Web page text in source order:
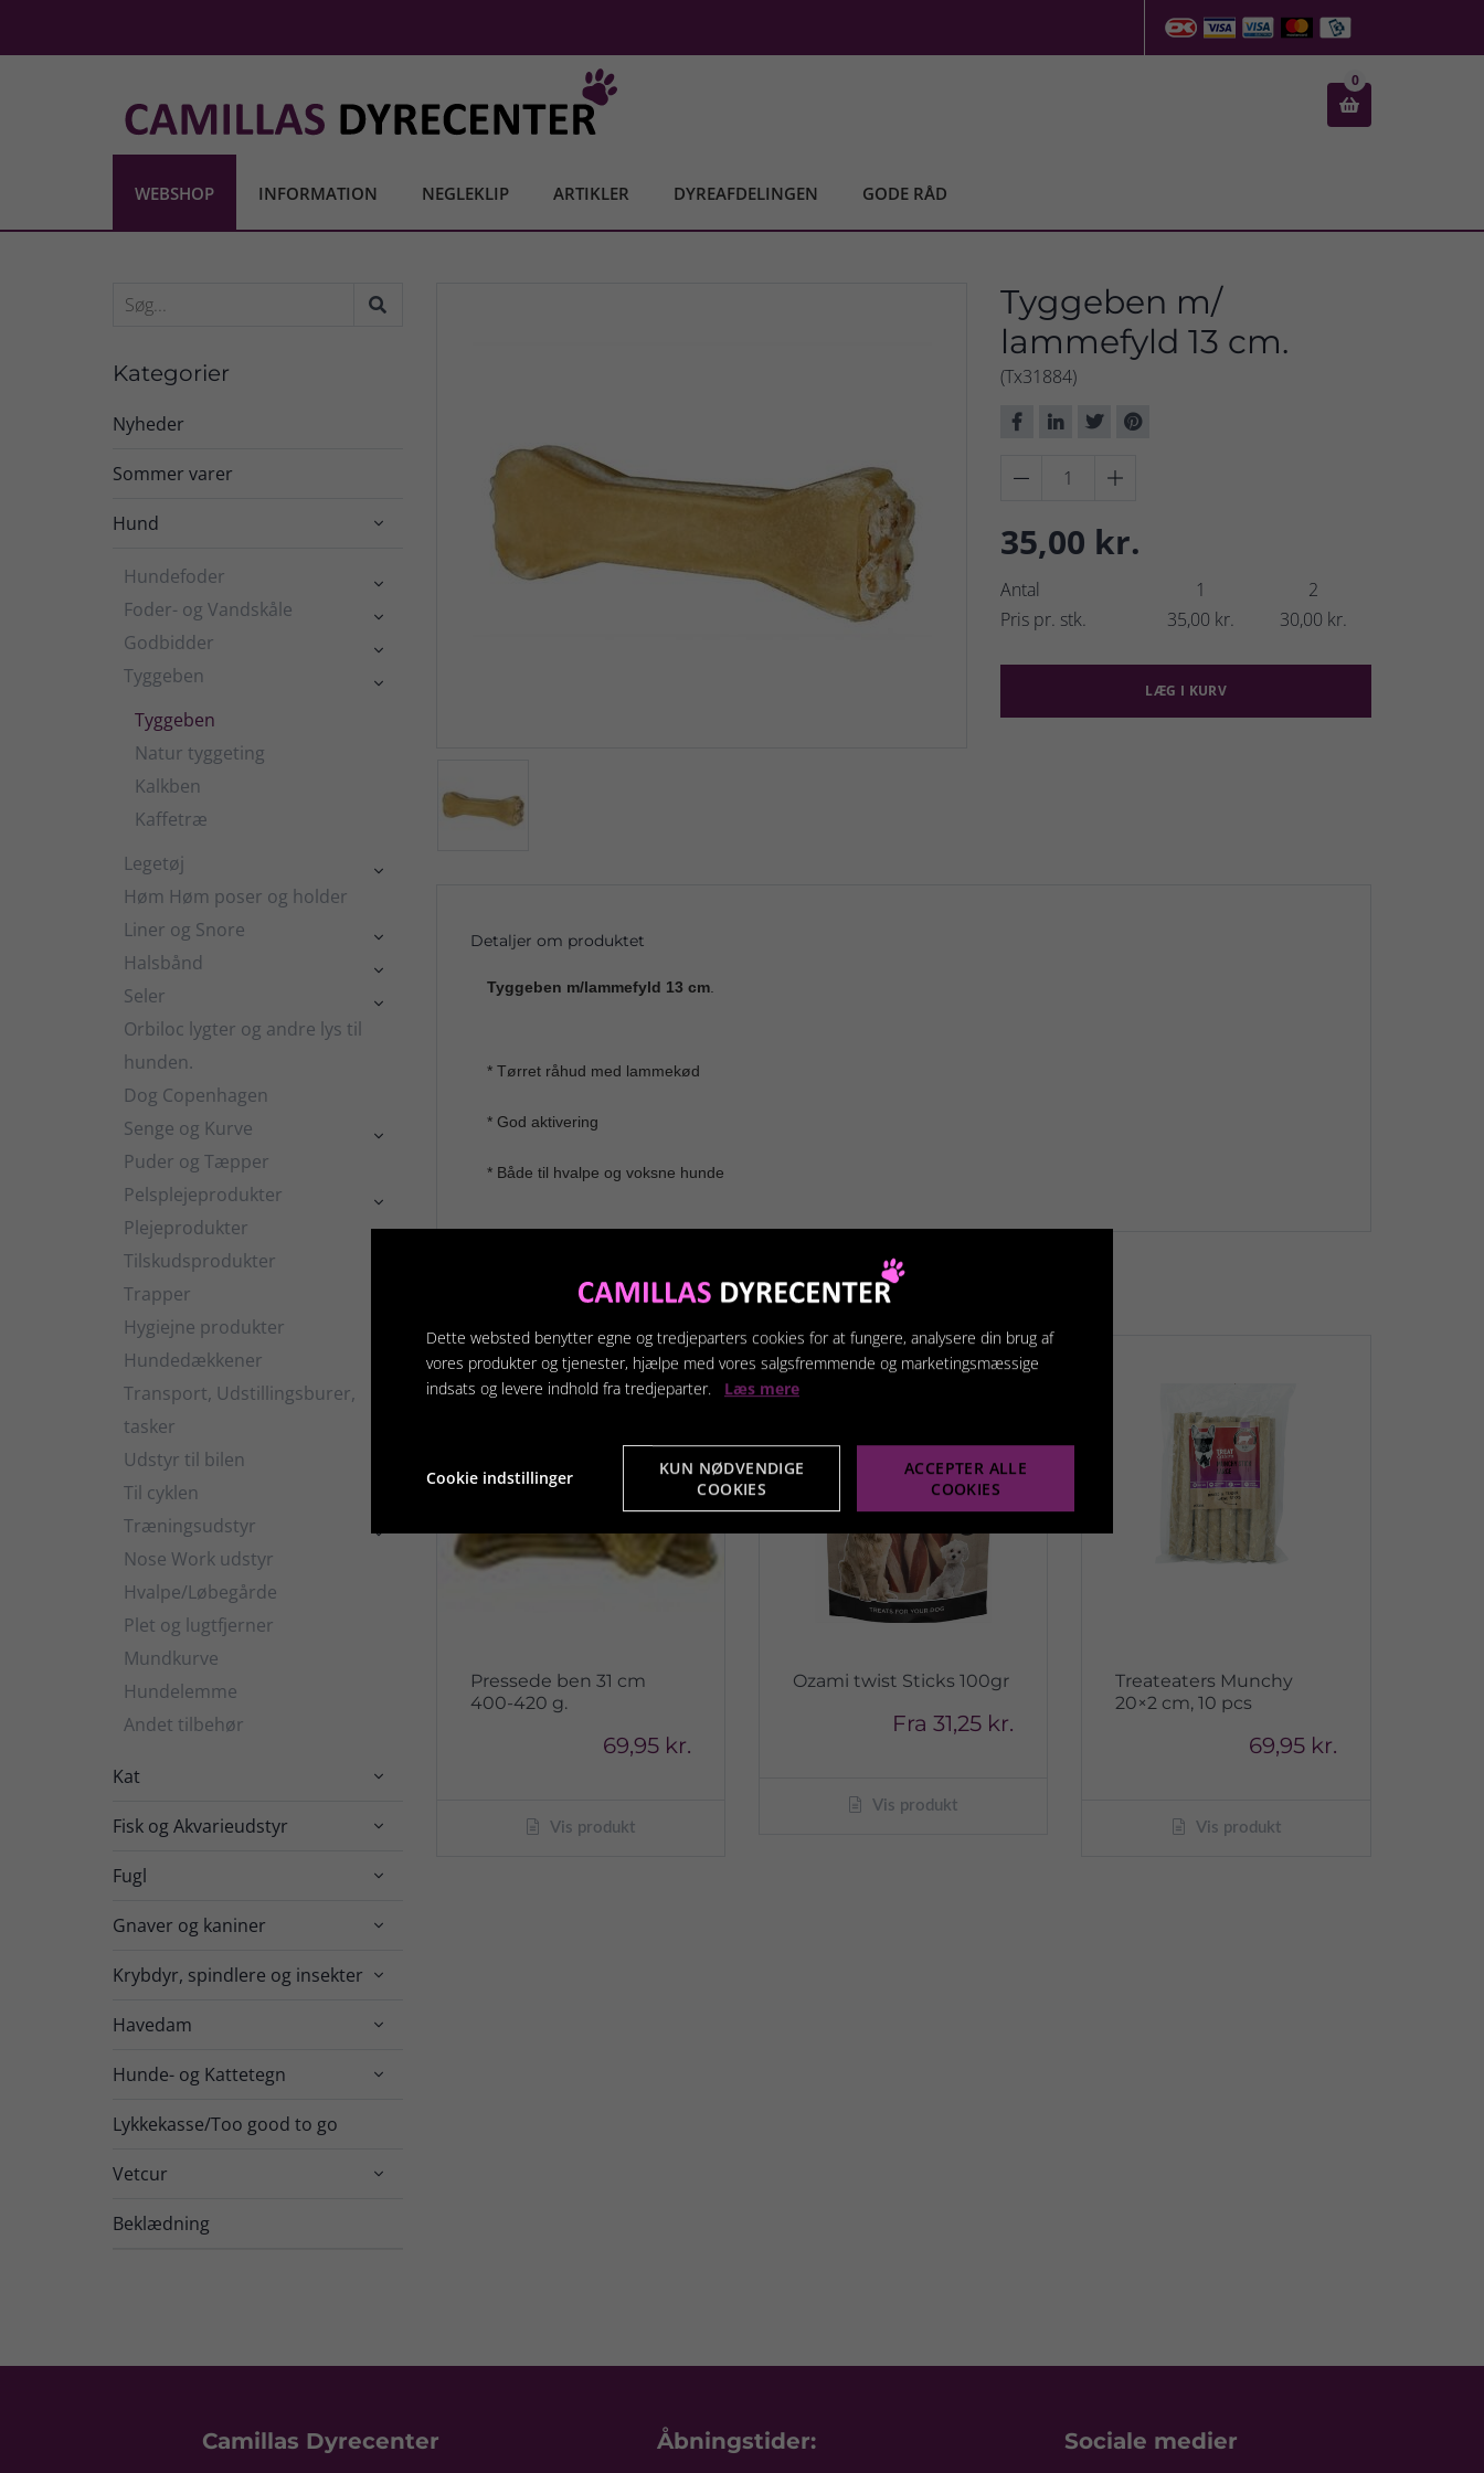

0
WEBSHOP INFORMATION NEGLEKLIP ARTIKLER DYREAFDELINGEN GODE RÅD
Kategorier
Nyheder
Sommer varer
Hund 
Hundefoder 
Foder- og Vandskåle 
Godbidder 
Tyggeben 
Tyggeben
Natur tyggeting
Kalkben
Kaffetræ
Legetøj

Høm Høm poser og holder
Liner og Snore

Halsbånd 
Seler 
Orbiloc lygter og andre lys til
hunden.
Dog Copenhagen
Senge og Kurve

Puder og Tæpper
Pelsplejeprodukter

Plejeprodukter 
Tilskudsprodukter
Trapper
Hygiejne produkter
Hundedækkener
Transport, Udstillingsburer,
tasker
Udstyr til bilen
Til cyklen
Træningsudstyr

Nose Work udstyr
Hvalpe/Løbegårde
Plet og lugtfjerner
Mundkurve
Hundelemme
Andet tilbehør
Kat 
Fisk og Akvarieudstyr 
Fugl 
Gnaver og kaniner 
Krybdyr, spindlere og insekter 
Havedam 
Hunde- og Kattetegn 
Lykkekasse/Too good to go
Vetcur 
Beklædning
Tyggeben m/
lammefyld 13 cm.
(Tx31884)
 
35,00 kr.
Antal 1
2
Pris pr. stk.
35,00 kr. 30,00 kr.
LÆG I KURV
Detaljer om produktet
Tyggeben m/lammefyld 13 cm.
* Tørret råhud med lammekød
* God aktivering
* Både til hvalpe og voksne hunde
Relaterede produkter
Pressede ben 31 cm
400-420 g.
69,95 kr.
Vis produkt
Ozami twist Sticks 100gr
Fra31,25 kr.
Vis produkt
Treateaters Munchy
20×2 cm, 10 pcs
69,95 kr.
Vis produkt
Camillas Dyrecenter Åbningstider: Sociale medier
Dette websted benytter egne og tredjeparters cookies for at fungere, analysere din brug af
vores produkter og tjenester, hjælpe med vores salgsfremmende og marketingsmæssige
indsats og levere indhold fra tredjeparter. Læs mere
Cookie indstillinger
KUN NØDVENDIGE
COOKIES
ACCEPTER ALLE
COOKIES